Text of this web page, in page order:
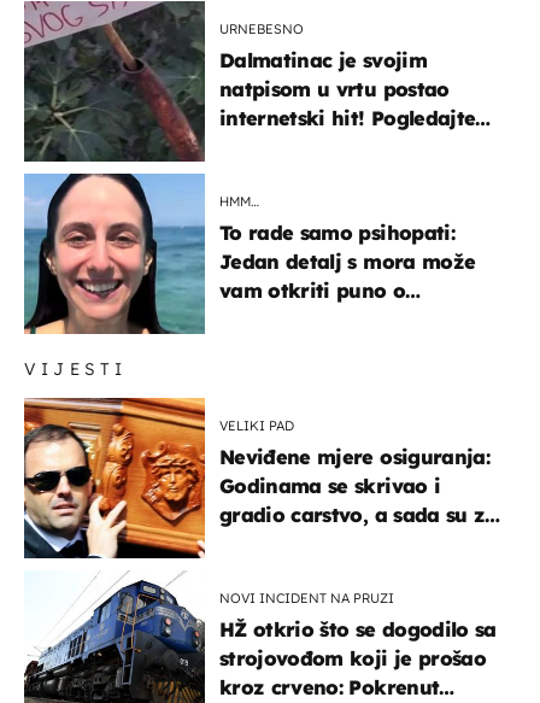
VIJESTI
VELIKI PAD
Neviđene mjere osiguranja:
Godinama se skrivao i
gradio carstvo, a sada su za
NOVI INCIDENT NA PRUZI
HŽ otkrio što se dogodilo sa
strojovođom koji je prošao
kroz crveno: Pokrenut
URNEBESNO
Dalmatinac je svojim
natpisom u vrtu postao
internetski hit! Pogledajte
HMM…
To rade samo psihopati:
Jedan detalj s mora može
vam otkriti puno o